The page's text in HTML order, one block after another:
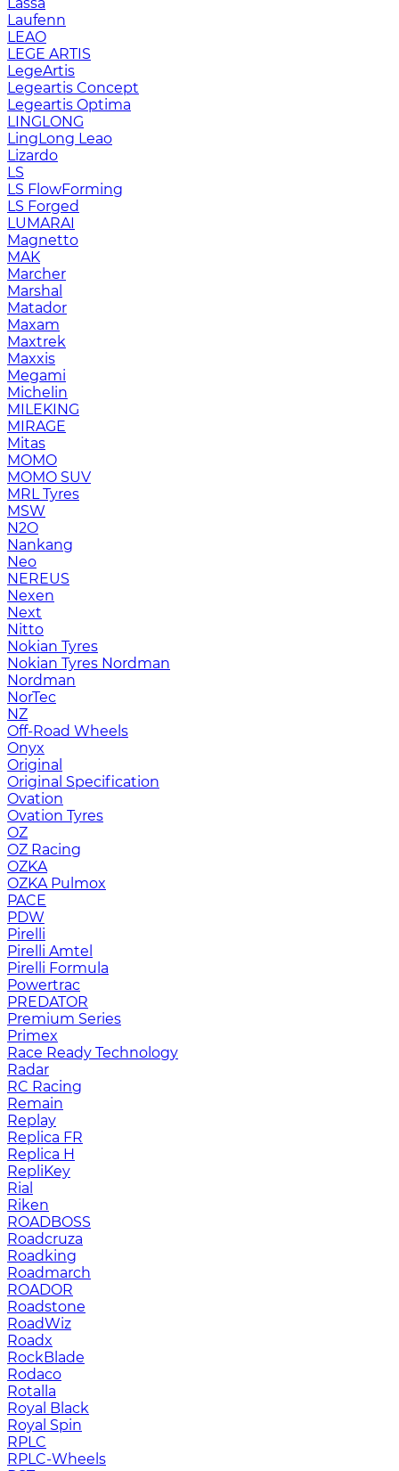
Laufenn
LEAO
LEGE ARTIS
LegeArtis
Legeartis Concept
Legeartis Optima
LINGLONG
LingLong Leao
Lizardo
LS
LS FlowForming
LS Forged
LUMARAI
Magnetto
MAK
Marcher
Marshal
Matador
Maxam
Maxtrek
Maxxis
Megami
Michelin
MILEKING
MIRAGE
Mitas
MOMO
MOMO SUV
MRL Tyres
MSW
N2O
Nankang
Neo
NEREUS
Nexen
Next
Nitto
Nokian Tyres
Nokian Tyres Nordman
Nordman
NorTec
NZ
Off-Road Wheels
Onyx
Original
Original Specification
Ovation
Ovation Tyres
OZ
OZ Racing
OZKA
OZKA Pulmox
PACE
PDW
Pirelli
Pirelli Amtel
Pirelli Formula
Powertrac
PREDATOR
Premium Series
Primex
Race Ready Technology
Radar
RC Racing
Remain
Replay
Replica FR
Replica H
RepliKey
Rial
Riken
ROADBOSS
Roadcruza
Roadking
Roadmarch
ROADOR
Roadstone
RoadWiz
Roadx
RockBlade
Rodaco
Rotalla
Royal Black
Royal Spin
RPLC
RPLC-Wheels